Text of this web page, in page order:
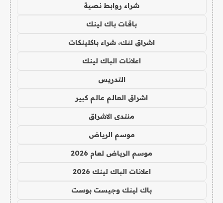
شراء روابط نصية
باقات باك لينك
اشراق لنك، شراء باكلينكات
اعلانات الباك لينك
التدريس
اشراق العالم عالم كبير
منتدى الاشراق
موسم الرياض
موسم الرياض لعام 2026
اعلانات الباك لينك 2026
باك لينك وجيست بوست